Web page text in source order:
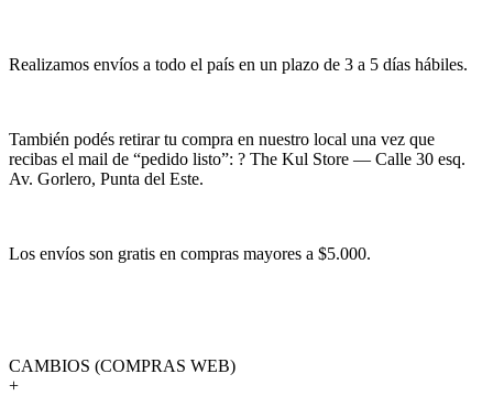
Realizamos envíos a todo el país en un plazo de 3 a 5 días hábiles.
También podés retirar tu compra en nuestro local una vez que
recibas el mail de “pedido listo”: ? The Kul Store — Calle 30 esq.
Av. Gorlero, Punta del Este.
Los envíos son gratis en compras mayores a $5.000.
CAMBIOS (COMPRAS WEB)
+